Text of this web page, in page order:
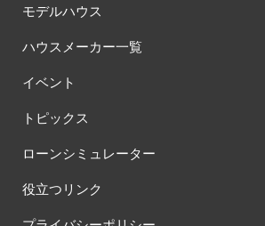
モデルハウス
ハウスメーカー一覧
イベント
トピックス
ローンシミュレーター
役立つリンク